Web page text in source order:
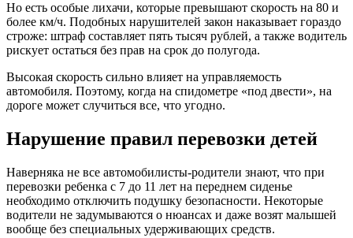
Но есть особые лихачи, которые превышают скорость на 80 и
более км/ч. Подобных нарушителей закон наказывает гораздо
строже: штраф составляет пять тысяч рублей, а также водитель
рискует остаться без прав на срок до полугода.
Высокая скорость сильно влияет на управляемость
автомобиля. Поэтому, когда на спидометре «под двести», на
дороге может случиться все, что угодно.
Нарушение правил перевозки детей
Наверняка не все автомобилисты-родители знают, что при
перевозки ребенка с 7 до 11 лет на переднем сиденье
необходимо отключить подушку безопасности. Некоторые
водители не задумываются о нюансах и даже возят малышей
вообще без специальных удерживающих средств.